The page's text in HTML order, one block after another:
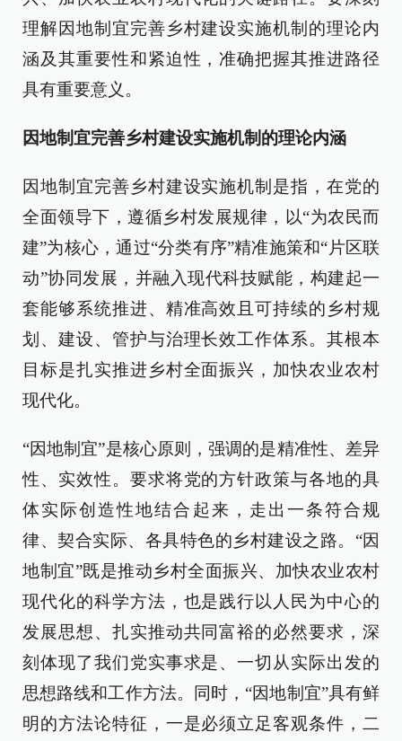
理解因地制宜完善乡村建设实施机制的理论内
涵及其重要性和紧迫性，准确把握其推进路径
具有重要意义。
因地制宜完善乡村建设实施机制的理论内涵
因地制宜完善乡村建设实施机制是指，在党的
全面领导下，遵循乡村发展规律，以“为农民而
建”为核心，通过“分类有序”精准施策和“片区联
动”协同发展，并融入现代科技赋能，构建起一
套能够系统推进、精准高效且可持续的乡村规
划、建设、管护与治理长效工作体系。其根本
目标是扎实推进乡村全面振兴，加快农业农村
现代化。
“因地制宜”是核心原则，强调的是精准性、差异
性、实效性。要求将党的方针政策与各地的具
体实际创造性地结合起来，走出一条符合规
律、契合实际、各具特色的乡村建设之路。“因
地制宜”既是推动乡村全面振兴、加快农业农村
现代化的科学方法，也是践行以人民为中心的
发展思想、扎实推动共同富裕的必然要求，深
刻体现了我们党实事求是、一切从实际出发的
思想路线和工作方法。同时，“因地制宜”具有鲜
明的方法论特征，一是必须立足客观条件，二